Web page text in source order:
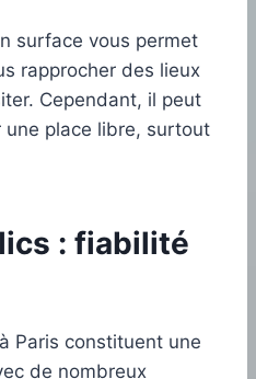
surface vous permet
rapprocher des lieux
Cependant, il peut
place libre, surtout
: fiabilité
à Paris constituent une
de nombreux